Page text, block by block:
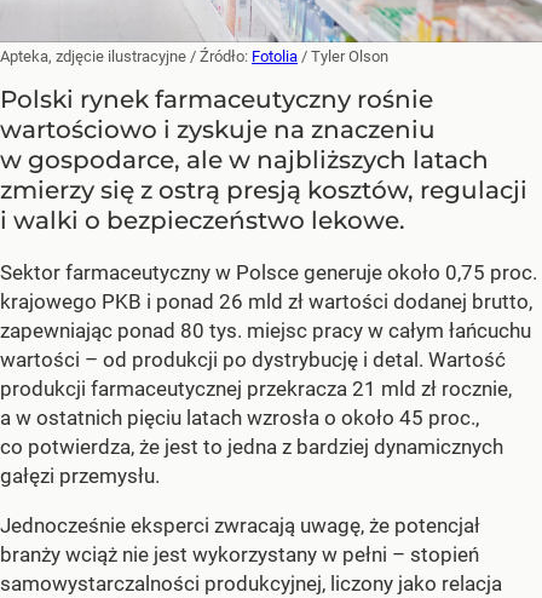
Apteka, zdjęcie ilustracyjne / Źródło: Fotolia / Tyler Olson
Polski rynek farmaceutyczny rośnie
wartościowo i zyskuje na znaczeniu
w gospodarce, ale w najbliższych latach
zmierzy się z ostrą presją kosztów, regulacji
i walki o bezpieczeństwo lekowe.
Sektor farmaceutyczny w Polsce generuje około 0,75 proc.
krajowego PKB i ponad 26 mld zł wartości dodanej brutto,
zapewniając ponad 80 tys. miejsc pracy w całym łańcuchu
wartości – od produkcji po dystrybucję i detal. Wartość
produkcji farmaceutycznej przekracza 21 mld zł rocznie,
a w ostatnich pięciu latach wzrosła o około 45 proc.,
co potwierdza, że jest to jedna z bardziej dynamicznych
gałęzi przemysłu.
Jednocześnie eksperci zwracają uwagę, że potencjał
branży wciąż nie jest wykorzystany w pełni – stopień
samowystarczalności produkcyjnej, liczony jako relacja